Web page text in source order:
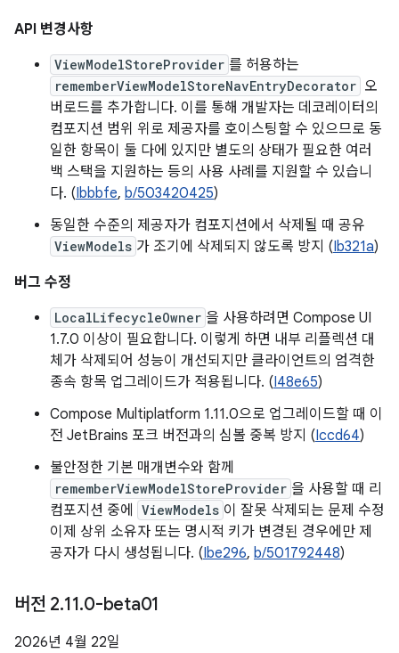
API 변경사항
ViewModelStoreProvider 를 허용하는
rememberViewModelStoreNavEntryDecorator 오
버로드를 추가합니다. 이를 통해 개발자는 데코레이터의
컴포지션 범위 위로 제공자를 호이스팅할 수 있으므로 동
일한 항목이 둘 다에 있지만 별도의 상태가 필요한 여러
백 스택을 지원하는 등의 사용 사례를 지원할 수 있습니
다. (Ibbbfe, b/503420425)
동일한 수준의 제공자가 컴포지션에서 삭제될 때 공유
ViewModels 가 조기에 삭제되지 않도록 방지 (Ib321a)
버그 수정
LocalLifecycleOwner 을 사용하려면 Compose UI
1.7.0 이상이 필요합니다. 이렇게 하면 내부 리플렉션 대
체가 삭제되어 성능이 개선되지만 클라이언트의 엄격한
종속 항목 업그레이드가 적용됩니다. (I48e65)
Compose Multiplatform 1.11.0으로 업그레이드할 때 이
전 JetBrains 포크 버전과의 심볼 중복 방지 (Iccd64)
불안정한 기본 매개변수와 함께
rememberViewModelStoreProvider 을 사용할 때 리
컴포지션 중에
ViewModels 이 잘못 삭제되는 문제 수정
이제 상위 소유자 또는 명시적 키가 변경된 경우에만 제
공자가 다시 생성됩니다. (Ibe296, b/501792448)
버전 2.11.0-beta01
2026년 4월 22일